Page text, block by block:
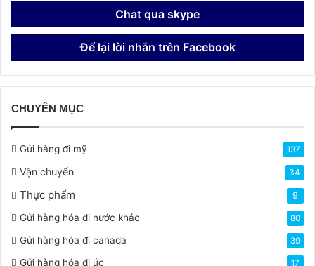
Chat qua skype
Để lại lời nhắn trên Facebook
CHUYÊN MỤC
Gửi hàng đi mỹ 137
Vận chuyển 34
Thực phẩm 9
Gửi hàng hóa đi nước khác 80
Gửi hàng hóa đi canada 39
Gửi hàng hóa đi úc 17